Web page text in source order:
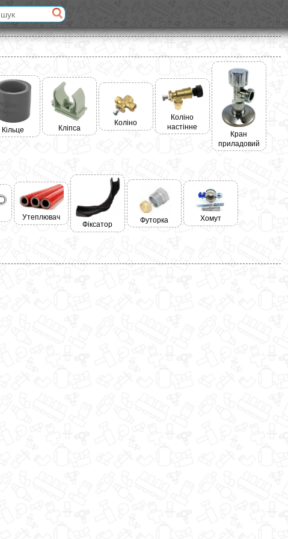
Кільце Кліпса
Коліно
Коліно
настінне
Кран
приладовий
Утеплювач
Фіксатор
Футорка Хомут